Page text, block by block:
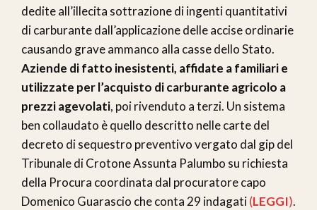
dedite all’illecita sottrazione di ingenti quantitativi
di carburante dall’applicazione delle accise ordinarie
causando grave ammanco alla casse dello Stato.
Aziende di fatto inesistenti, affidate a familiari e
utilizzate per l’acquisto di carburante agricolo a
prezzi agevolati, poi rivenduto a terzi. Un sistema
ben collaudato è quello descritto nelle carte del
decreto di sequestro preventivo vergato dal gip del
Tribunale di Crotone Assunta Palumbo su richiesta
della Procura coordinata dal procuratore capo
Domenico Guarascio che conta 29 indagati(LEGGI).